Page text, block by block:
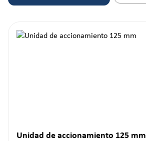
Unidad de accionamiento 125 mm